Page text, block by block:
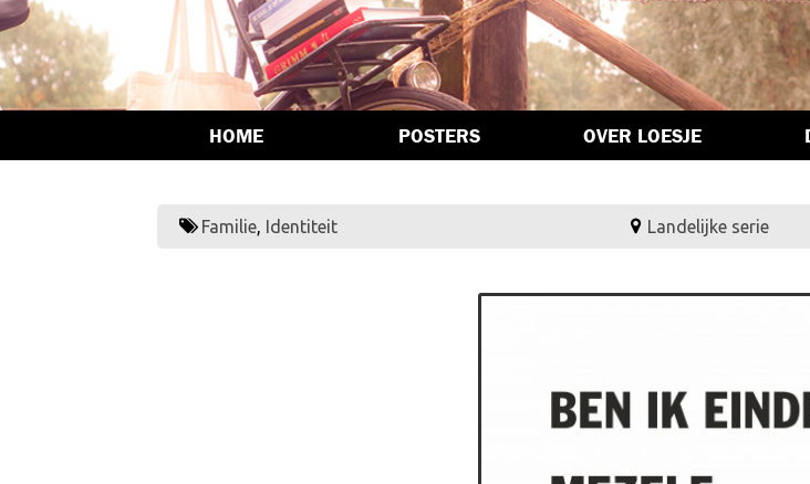
HOME POSTERS OVER LOESJE
Familie, Identiteit Landelijke serie